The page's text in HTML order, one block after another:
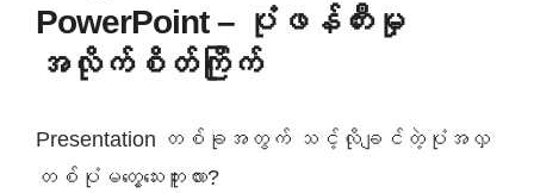
PowerPoint – ပုံဖန်တီးမှု
အလိုက်စိတ်ကြိုက်
Presentation တစ်ခုအတွက် သင့်လိုချင်တဲ့ပုံအလှ
တစ်ပုံမတွေ့သေးဘူးလား?